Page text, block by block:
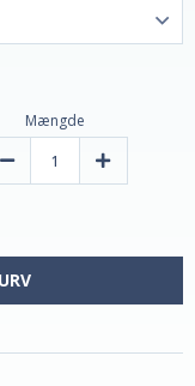
Mængde
Reducer
fra
Lemuria
Forøg
fra